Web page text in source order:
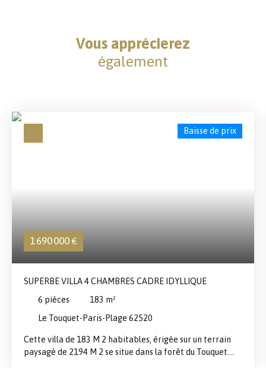
Vous apprécierez
également
1 690 000 €
Baisse de prix
SUPERBE VILLA 4 CHAMBRES CADRE IDYLLIQUE
6 pièces 183 m²
Le Touquet-Paris-Plage 62520
Cette villa de 183 M 2 habitables, érigée sur un terrain
paysagé de 2194 M 2 se situe dans la forêt du Touquet.